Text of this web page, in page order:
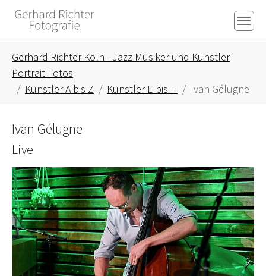
Skip to main content
Skip to page footer
Gerhard Richter Köln - Jazz Musiker und Künstler
Portrait Fotos
Künstler A bis Z
Künstler E bis H Ivan Gélugne
Ivan Gélugne
Live
Show larger version for: